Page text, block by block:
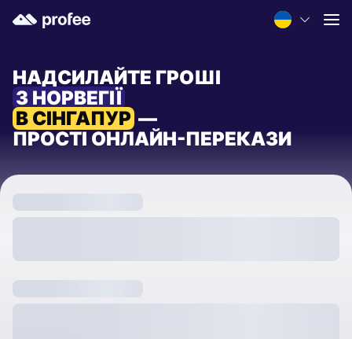
НАДСИЛАЙТЕ ГРОШІ
З НОРВЕГІЇ
В СІНГАПУР —
ПРОСТІ ОНЛАЙН-ПЕРЕКАЗИ